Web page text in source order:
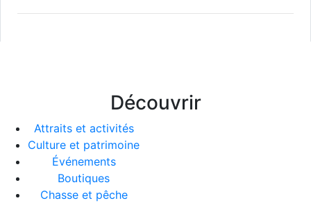
Découvrir
Attraits et activités
Culture et patrimoine
Événements
Boutiques
Chasse et pêche